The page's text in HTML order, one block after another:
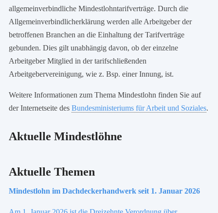
allgemeinverbindliche Mindestlohntarifverträge. Durch die
Allgemeinverbindlicherklärung werden alle Arbeitgeber der
betroffenen Branchen an die Einhaltung der Tarifverträge
gebunden. Dies gilt unabhängig davon, ob der einzelne
Arbeitgeber Mitglied in der tarifschließenden
Arbeitgebervereinigung, wie z. Bsp. einer Innung, ist.
Weitere Informationen zum Thema Mindestlohn finden Sie auf
der Internetseite des Bundesministeriums für Arbeit und Soziales.
Aktuelle Mindestlöhne
Aktuelle Themen
Mindestlohn im Dachdeckerhandwerk seit 1. Januar 2026